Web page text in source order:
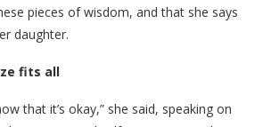
pieces of wisdom, and that she says
daughter.
fits all
that it’s okay,” she said, speaking on